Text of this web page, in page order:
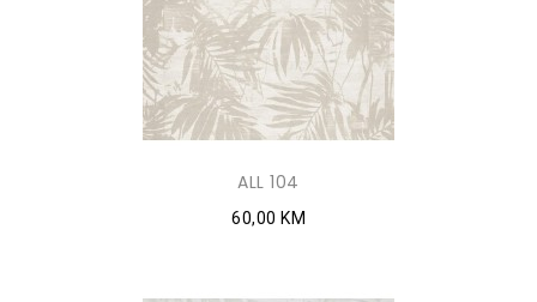
ALL 104
60,00 KM